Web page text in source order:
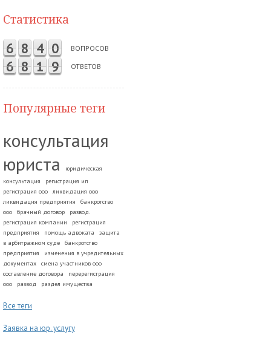
Статистика
6 8 4 0 ВОПРОСОВ
6 8 1 9 ОТВЕТОВ
Популярные теги
консультация
юриста
юридическая
консультация
регистрация ип
регистрация ооо
ликвидация ооо
ликвидация предприятия
банкротство
ооо
брачный договор
развод.
регистрация компании
регистрация
предприятия
помощь адвоката
защита
в арбитражном суде
банкротство
предприятия
изменения в учредительных
документах
смена участников ооо
составление договора
перерегистрация
ооо
развод раздел имущества
Все теги
Заявка на юр. услугу